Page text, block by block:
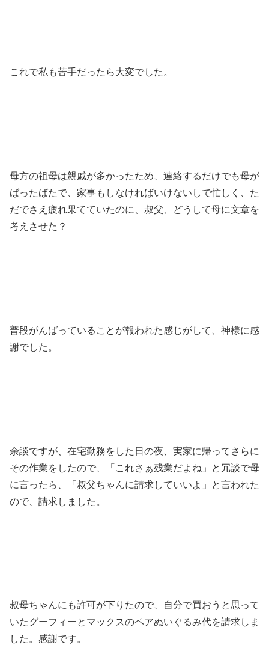
これで私も苦手だったら大変でした。
母方の祖母は親戚が多かったため、連絡するだけでも母が
ばったばたで、家事もしなければいけないしで忙しく、た
だでさえ疲れ果てていたのに、叔父、どうして母に文章を
考えさせた？
普段がんばっていることが報われた感じがして、神様に感
謝でした。
余談ですが、在宅勤務をした日の夜、実家に帰ってさらに
その作業をしたので、「これさぁ残業だよね」と冗談で母
に言ったら、「叔父ちゃんに請求していいよ」と言われた
ので、請求しました。
叔母ちゃんにも許可が下りたので、自分で買おうと思って
いたグーフィーとマックスのペアぬいぐるみ代を請求しま
した。感謝です。